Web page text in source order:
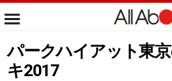
パークハイアット東
キ2017